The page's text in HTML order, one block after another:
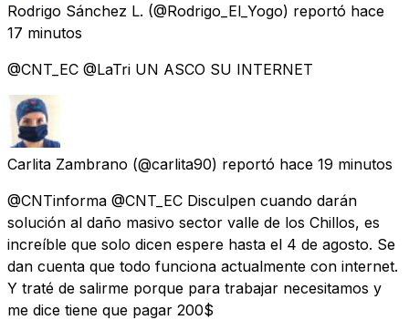
Rodrigo Sánchez L. (@Rodrigo_El_Yogo) reportó hace
17 minutos
@CNT_EC @LaTri UN ASCO SU INTERNET
Carlita Zambrano (@carlita90) reportó hace 19 minutos
@CNTinforma @CNT_EC Disculpen cuando darán
solución al daño masivo sector valle de los Chillos, es
increíble que solo dicen espere hasta el 4 de agosto. Se
dan cuenta que todo funciona actualmente con internet.
Y traté de salirme porque para trabajar necesitamos y
me dice tiene que pagar 200$